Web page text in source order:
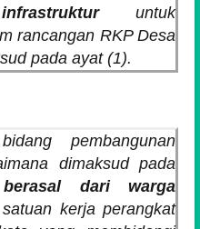
untuk
rancangan RKP Desa
pada ayat (1).
pembangunan
dimaksud pada
dari warga
kerja perangkat